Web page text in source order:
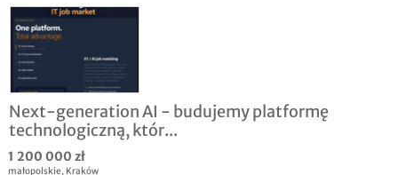
Next-generation AI - budujemy platformę
technologiczną, któr...
1 200 000 zł
małopolskie, Kraków